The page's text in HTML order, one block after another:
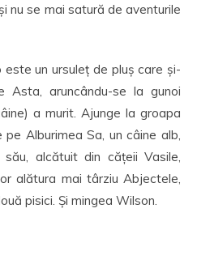
nu se mai satură de aventurile
un ursuleț de pluș care și-
Asta, aruncându-se la gunoi
a murit. Ajunge la groapa
Alburimea Sa, un câine alb,
alcătuit din cățeii Vasile,
alătura mai târziu Abjectele,
pisici. Și mingea Wilson.